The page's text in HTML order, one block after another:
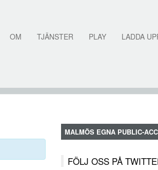
OM TJÄNSTER PLAY LADDA
MALMÖS EGNA PUBLIC-
FÖLJ OSS PÅ